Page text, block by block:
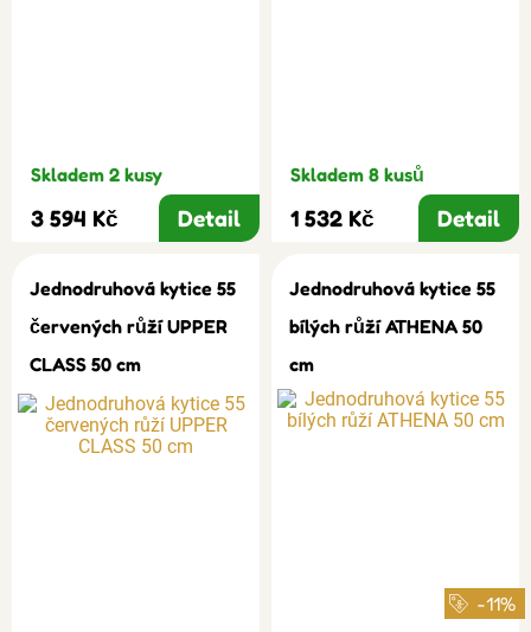
Skladem 2 kusy
3 594 Kč Detail
Skladem 8 kusů
1 532 Kč Detail
Jednodruhová kytice 55
červených růží UPPER
CLASS 50 cm
Jednodruhová kytice 55
bílých růží ATHENA 50
cm
-11%